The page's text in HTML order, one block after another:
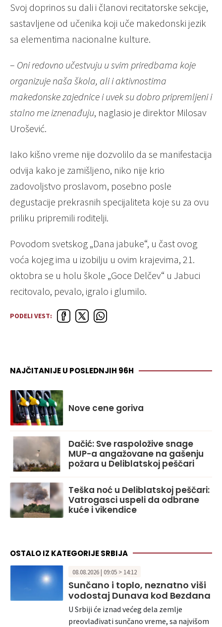
Svoj doprinos su dali i članovi recitatorske sekcije,
sastavljene od učenika koji uče makedonski jezik
sa elementima nacionalne kulture.
– Oni redovno učestvuju u svim priredbama koje
organizuje naša škola, ali i aktivnostima
makedonske zajednice i uvek su dobro pripremljeni i
stalno me iznenađuju, naglasio je direktor Milosav
Urošević.
Iako kišno vreme nije dozvolilo da se manifestacija
odvija kako je zamišljeno, niko nije krio
zadovoljstvo proslavom, posebno posle
degustacije prekrasnih specijaliteta koje su za ovu
priliku pripremili roditelji.
Povodom svetskog „Dana jabuke“, u čast ovog
voća kojeg ima u izobilju u ovim krajevima, 21.
oktobra se u holu škole „Goce Delčev“ u Jabuci
recitovalo, pevalo, igralo i glumilo.
PODELI VEST:
NAJČITANIJE U POSLEDNJIH 96H
Nove cene goriva
Dačić: Sve raspoložive snage
MUP-a angažovane na gašenju
požara u Deliblatskoj peščari
Teška noć u Deliblatskoj peščari:
Vatrogasci uspeli da odbrane
kuće i vikendice
OSTALO IZ KATEGORIJE SRBIJA
08.08.2026 | 09:05 > 14:12
Sunčano i toplo, neznatno viši
vodostaj Dunava kod Bezdana
U Srbiji će iznad većeg dela zemlje
preovlađivati sunčano vreme, sa najvišom